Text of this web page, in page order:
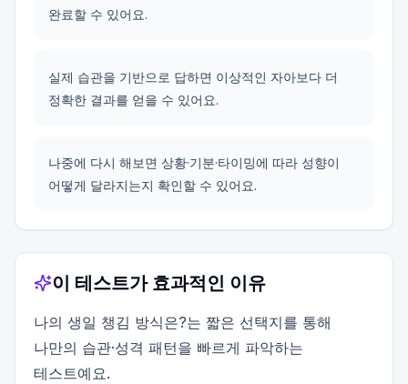
완료할 수 있어요.
실제 습관을 기반으로 답하면 이상적인 자아보다 더
정확한 결과를 얻을 수 있어요.
나중에 다시 해보면 상황·기분·타이밍에 따라 성향이
어떻게 달라지는지 확인할 수 있어요.
이 테스트가 효과적인 이유
나의 생일 챙김 방식은?는 짧은 선택지를 통해
나만의 습관·성격 패턴을 빠르게 파악하는
테스트예요.